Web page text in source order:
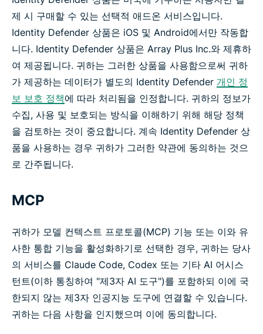
제 시 구매할 수 있는 선택적 애드온 서비스입니다.
Identity Defender 상품은 iOS 및 Android에서만 작동합
니다. Identity Defender 상품은 Array Plus Inc.와 제휴하
여 제공됩니다. 귀하는 그러한 상품을 사용함으로써 귀하
가 제공하는 데이터가 별도의 Identity Defender 개인 정
보 보호 정책에 따라 처리됨을 인정합니다. 귀하의 정보가
수집, 사용 및 보호되는 방식을 이해하기 위해 해당 정책
을 검토하는 것이 중요합니다. 계속 Identity Defender 상
품을 사용하는 경우 귀하가 그러한 약관에 동의하는 것으
로 간주됩니다.
MCP
귀하가 모델 컨텍스트 프로토콜(MCP) 기능 또는 이와 유
사한 통합 기능을 활성화하기로 선택한 경우, 귀하는 당사
의 서비스를 Claude Code, Codex 또는 기타 AI 어시스
턴트(이하 통칭하여 "제3자 AI 도구")를 포함하되 이에 국
한되지 않는 제3자 인공지능 도구에 연결할 수 있습니다.
귀하는 다음 사항을 인지했으며 이에 동의합니다.